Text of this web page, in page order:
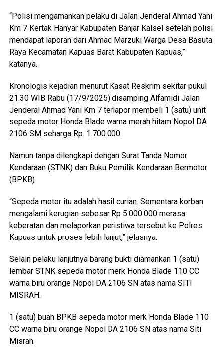
“Polisi mengamankan pelaku di Jalan Jenderal Ahmad Yani
Km 7 Kertak Hanyar Kabupaten Banjar Kalsel setelah polisi
mendapat laporan dari Ahmad Marzuki Warga Desa Basuta
Raya Kecamatan Kapuas Barat Kabupaten Kapuas,”
katanya.
Kronologis kejadian menurut Kasat Reskrim sekitar pukul
21.30 WIB Rabu (17/9/2025) disamping Alfamidi Jalan
Jenderal Ahmad Yani Km 7 terlapor membeli 1 (satu) unit
sepeda motor Honda Blade warna merah hitam Nopol DA
2106 SM seharga Rp. 1.700.000.
Namun tanpa dilengkapi dengan Surat Tanda Nomor
Kendaraan (STNK) dan Buku Pemilik Kendaraan Bermotor
(BPKB).
“Sepeda motor itu adalah hasil curian. Sementara korban
mengalami kerugian sebesar Rp 5.000.000 merasa
keberatan dan melaporkan peristiwa tersebut ke Polres
Kapuas untuk proses lebih lanjut,” jelasnya.
Selain pelaku lanjutnya barang bukti diamankan 1 (satu)
lembar STNK sepeda motor merk Honda Blade 110 CC
warna biru orange Nopol DA 2106 SN atas nama SITI
MISRAH.
1 (satu) buah BPKB sepeda motor merk Honda Blade 110
CC warna biru orange Nopol DA 2106 SN atas nama Siti
Misrah.